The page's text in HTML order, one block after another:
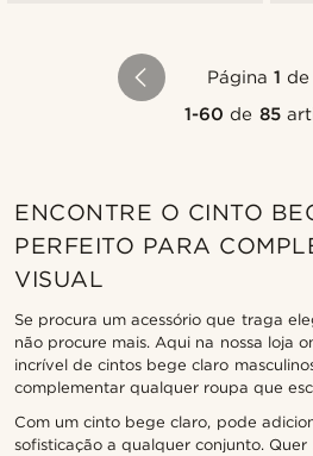
Página 1
1-60 de 85
ENCONTRE O CINTO
PERFEITO PARA
VISUAL
Se procura um acessório que traga
não procure mais. Aqui na nossa loja
incrível de cintos bege claro
complementar qualquer roupa que
Com um cinto bege claro, pode
sofisticação a qualquer conjunto.